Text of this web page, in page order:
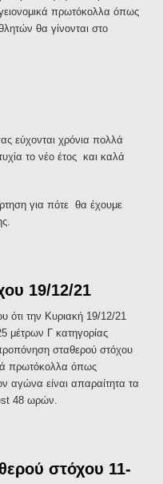
πρωτόκολλα όπως
θα γίνονται στο
09/01/2022
εύχονται χρόνια πολλά
το νέο έτος και καλά
για πότε θα έχουμε
19/12/21
ότι την Κυριακή 19/12/21
μέτρων Γ κατηγορίας
σταθερού στόχου
πρωτόκολλα όπως
αγώνα είναι απαραίτητα τα
48 ωρών.
σταθερού στόχου 19/12/21
στόχου 11-